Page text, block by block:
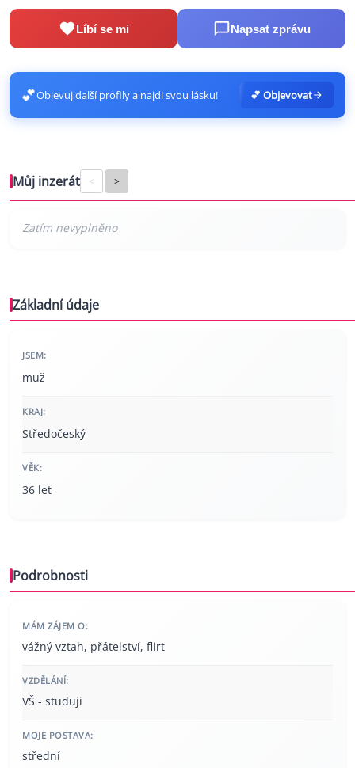
Líbí se mi Napsat zprávu
💕Objevuj další profily a najdi svou lásku! 💕 Objevovat
Můj inzerát < >
Základní údaje
JSEM:
muž
KRAJ:
Středočeský
VĚK:
36 let
Podrobnosti
MÁM ZÁJEM O:
vážný vztah, přátelství, flirt
VZDĚLÁNÍ:
VŠ - studuji
MOJE POSTAVA:
střední